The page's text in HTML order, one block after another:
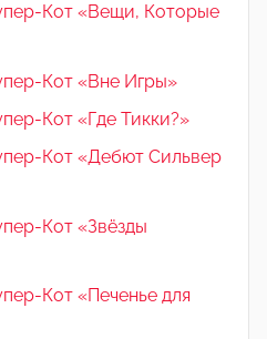
Кот «Вещи, Которые
Кот «Вне Игры»
Кот «Где Тикки?»
Кот «Дебют Сильвер
Кот «Звёзды
Кот «Печенье для